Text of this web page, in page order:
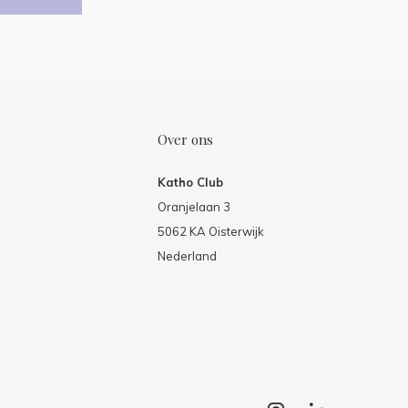
Over ons
Katho Club
Oranjelaan 3
5062 KA Oisterwijk
Nederland